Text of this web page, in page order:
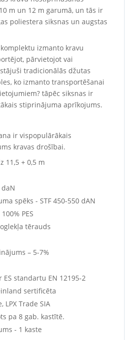
m un 12 m garumā, un tās ir
poliestera siksnas un augstas
izmanto kravu
pārvietojot vai
tradicionālās džutas
ko izmanto transportēšanai
tāpēc siksnas ir
stiprinājuma aprīkojums.
ir vispopulārākais
kravas drošībai.
11,5 + 0,5 m
daN
spēks - STF 450-550 dAN
PES
tērauds
– 5-7%
ES standartu EN 12195-2
sertificēta
LPX Trade SIA
pa 8 gab. kastītē.
- 1 kaste